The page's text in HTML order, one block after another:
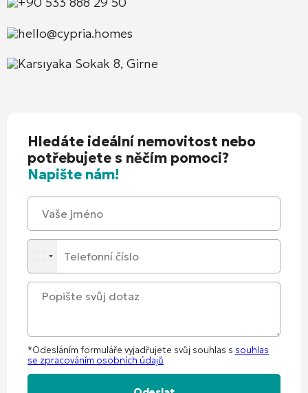
hello@cypria.homes
Karsıyaka Sokak 8, Girne
Hledáte ideální nemovitost nebo
potřebujete s něčím pomoci?
Napište nám!
*Odesláním formuláře vyjadřujete svůj souhlas s souhlas
se zpracováním osobních údajů